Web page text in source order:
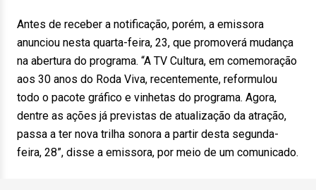
Antes de receber a notificação, porém, a emissora
anunciou nesta quarta-feira, 23, que promoverá mudança
na abertura do programa. “A TV Cultura, em comemoração
aos 30 anos do Roda Viva, recentemente, reformulou
todo o pacote gráfico e vinhetas do programa. Agora,
dentre as ações já previstas de atualização da atração,
passa a ter nova trilha sonora a partir desta segunda-
feira, 28”, disse a emissora, por meio de um comunicado.